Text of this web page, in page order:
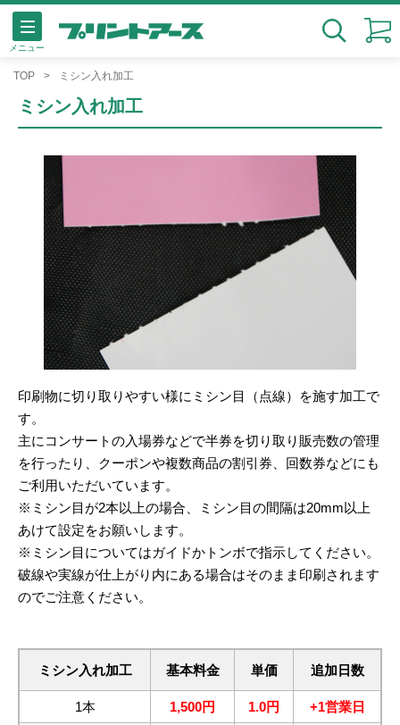
メニュー
TOP ミシン入れ加工
ミシン入れ加工
印刷物に切り取りやすい様にミシン目（点線）を施す加工で
す。
主にコンサートの入場券などで半券を切り取り販売数の管理
を行ったり、クーポンや複数商品の割引券、回数券などにも
ご利用いただいています。
※ミシン目が2本以上の場合、ミシン目の間隔は20mm以上
あけて設定をお願いします。
※ミシン目についてはガイドかトンボで指示してください。
破線や実線が仕上がり内にある場合はそのまま印刷されます
のでご注意ください。
ミシン入れ加工 基本料金 単価 追加日数
1本 1,500円 1.0円 +1営業日